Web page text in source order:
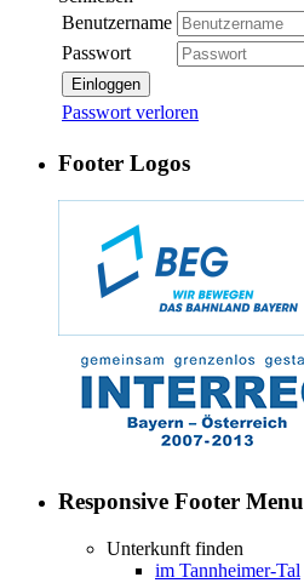
Benutzername
Passwort
Einloggen
Passwort verloren
Footer Logos
Responsive Footer Menu
Unterkunft finden
im Tannheimer-Tal